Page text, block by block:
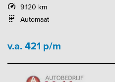
9.120 km
Automaat
v.a. 421 p/m